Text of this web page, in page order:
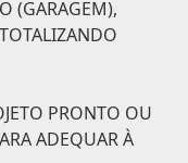
(GARAGEM),
PRONTO OU
ADEQUAR À